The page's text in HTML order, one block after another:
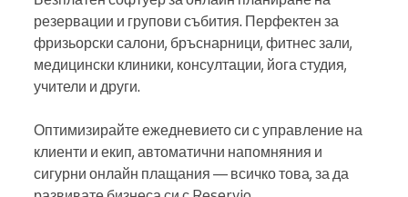
резервации и групови събития. Перфектен за
фризьорски салони, бръснарници, фитнес зали,
медицински клиники, консултации, йога студия,
учители и други.
Оптимизирайте ежедневието си с управление на
клиенти и екип, автоматични напомняния и
сигурни онлайн плащания — всичко това, за да